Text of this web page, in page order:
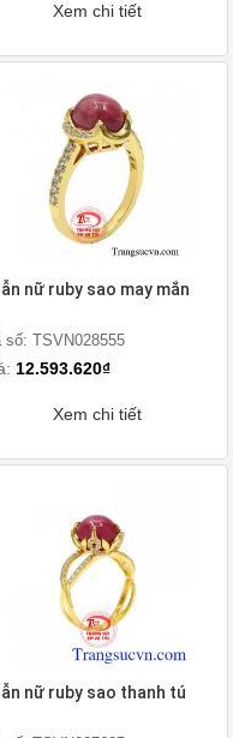
Xem chi tiết
nữ ruby sao may mắn
số: TSVN028555
12.593.620₫
Xem chi tiết
nữ ruby sao thanh tú